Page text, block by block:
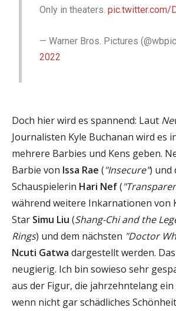
Only in theaters.pic.twitter.com/
— Warner Bros. Pictures
2022
Doch hier wird es spannend: Laut
Journalisten Kyle Buchanan wird es
mehrere Barbies und Kens geben.
Barbie von Issa Rae ("Insecure") und
Schauspielerin Hari Nef(
während weitere Inkarnationen von
Star Simu Liu (Shang-Chi and the
Rings) und dem nächsten "Doctor
Ncuti Gatwa dargestellt werden.
neugierig. Ich bin sowieso sehr
aus der Figur, die jahrzehntelang
wenn nicht gar schädliches